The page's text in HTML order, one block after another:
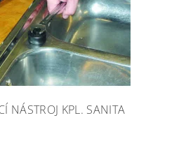
NÁSTROJ KPL. SANITA